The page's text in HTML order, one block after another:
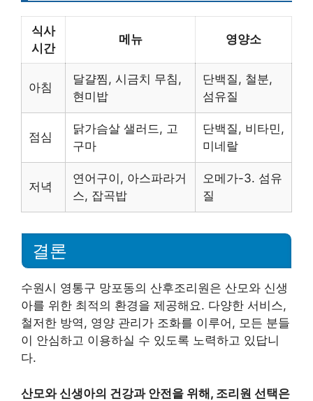
식사
시간
메뉴 영양소
아침
달걀찜, 시금치 무침,
현미밥
단백질, 철분,
섬유질
점심
닭가슴살 샐러드, 고
구마
단백질, 비타민,
미네랄
저녁
연어구이, 아스파라거
스, 잡곡밥
오메가-3. 섬유
질
결론
수원시 영통구 망포동의 산후조리원은 산모와 신생
아를 위한 최적의 환경을 제공해요. 다양한 서비스,
철저한 방역, 영양 관리가 조화를 이루어, 모든 분들
이 안심하고 이용하실 수 있도록 노력하고 있답니
다.
산모와 신생아의 건강과 안전을 위해, 조리원 선택은